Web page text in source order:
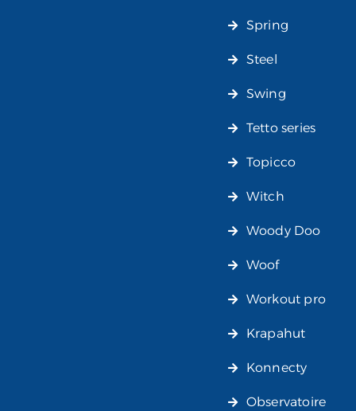
Spring
Steel
Swing
Tetto series
Topicco
Witch
Woody Doo
Woof
Workout pro
Krapahut
Konnecty
Observatoire